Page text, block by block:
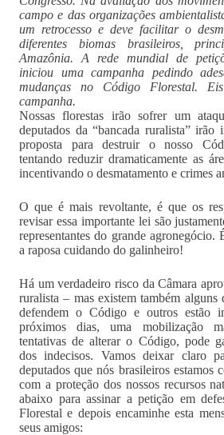
campo e das organizações
um retrocesso e deve facilitar o
diferentes biomas brasileiros,
Amazônia. A rede mundial de
iniciou uma campanha pedindo
mudanças no Código Florestal.
campanha.
Nossas florestas irão sofrer um
deputados da “bancada ruralista” irão
proposta para destruir o nosso
tentando reduzir dramaticamente as
incentivando o desmatamento e crimes
O que é mais revoltante, é que os
revisar essa importante lei são
representantes do grande agronegócio.
a raposa cuidando do galinheiro!
Há um verdadeiro risco da Câmara
ruralista – mas existem também alguns
defendem o Código e outros estão
próximos dias, uma mobilização
tentativas de alterar o Código, pode
dos indecisos. Vamos deixar claro
deputados que nós brasileiros estamos
com a proteção dos nossos recursos
abaixo para assinar a petição em
Florestal e depois encaminhe esta
seus amigos: